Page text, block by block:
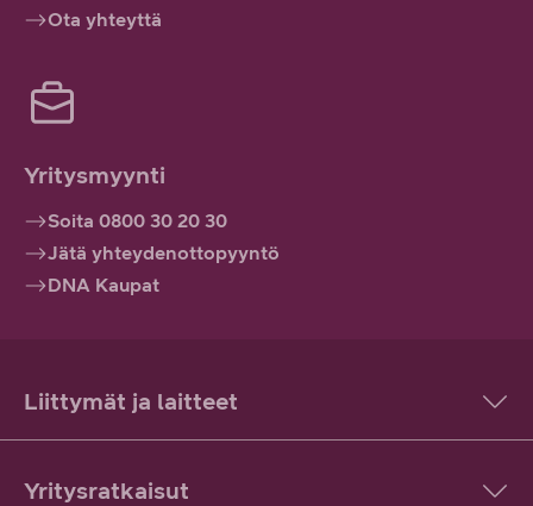
Ota yhteyttä
Yritysmyynti
Soita 0800 30 20 30
Jätä yhteydenottopyyntö
DNA Kaupat
Liittymät ja laitteet
Yritysratkaisut